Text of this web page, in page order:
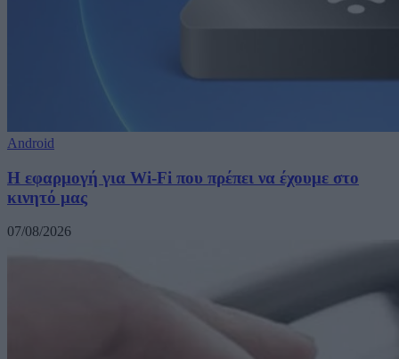
Android
Η εφαρμογή για Wi-Fi που πρέπει να έχουμε στο
κινητό μας
07/08/2026